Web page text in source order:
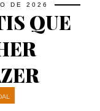
DE 2026
QUE